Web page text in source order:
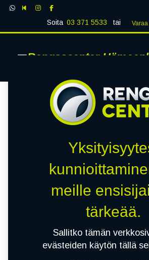
Soita 03 371 5533 tai
Rengascenter
meille
tärkeää.
Sallitko tämän
evästeiden käytön tällä